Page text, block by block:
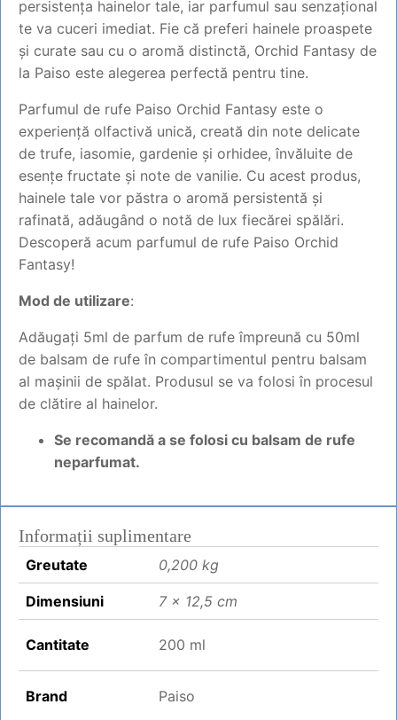
persistența hainelor tale, iar parfumul sau senzațional
te va cuceri imediat. Fie că preferi hainele proaspete
și curate sau cu o aromă distinctă, Orchid Fantasy de
la Paiso este alegerea perfectă pentru tine.
Parfumul de rufe Paiso Orchid Fantasy este o
experiență olfactivă unică, creată din note delicate
de trufe, iasomie, gardenie și orhidee, învăluite de
esențe fructate și note de vanilie. Cu acest produs,
hainele tale vor păstra o aromă persistentă și
rafinată, adăugând o notă de lux fiecărei spălări.
Descoperă acum parfumul de rufe Paiso Orchid
Fantasy!
Mod de utilizare:
Adăugați 5ml de parfum de rufe împreună cu 50ml
de balsam de rufe în compartimentul pentru balsam
al mașinii de spălat. Produsul se va folosi în procesul
de clătire al hainelor.
Se recomandă a se folosi cu balsam de rufe
neparfumat.
Informații suplimentare
Greutate 0,200 kg
Dimensiuni 7 × 12,5 cm
Cantitate 200 ml
Brand Paiso